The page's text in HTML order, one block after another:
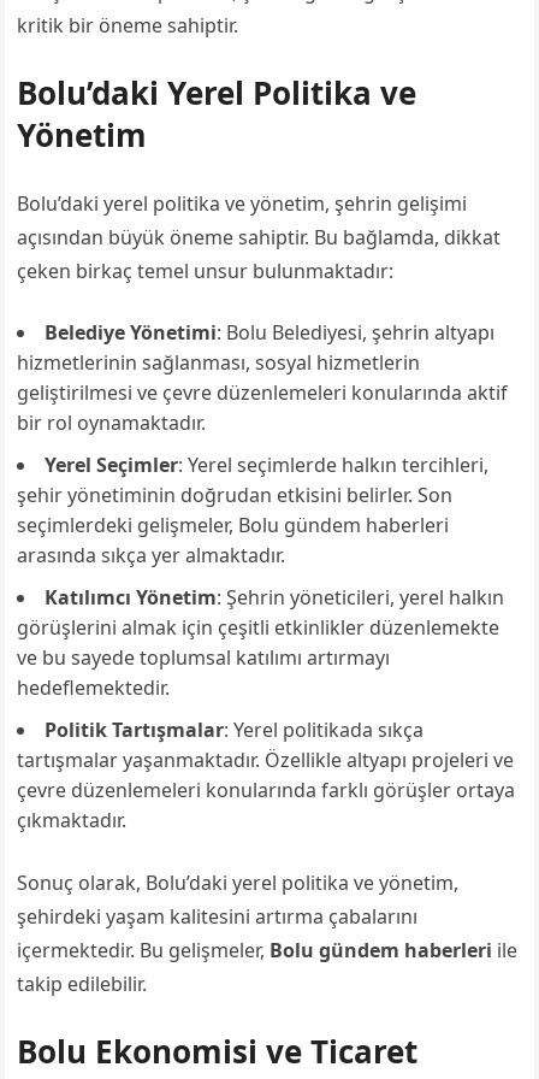
kritik bir öneme sahiptir.
Bolu’daki Yerel Politika ve
Yönetim
Bolu’daki yerel politika ve yönetim, şehrin gelişimi
açısından büyük öneme sahiptir. Bu bağlamda, dikkat
çeken birkaç temel unsur bulunmaktadır:
Belediye Yönetimi: Bolu Belediyesi, şehrin altyapı
hizmetlerinin sağlanması, sosyal hizmetlerin
geliştirilmesi ve çevre düzenlemeleri konularında aktif
bir rol oynamaktadır.
Yerel Seçimler: Yerel seçimlerde halkın tercihleri,
şehir yönetiminin doğrudan etkisini belirler. Son
seçimlerdeki gelişmeler, Bolu gündem haberleri
arasında sıkça yer almaktadır.
Katılımcı Yönetim: Şehrin yöneticileri, yerel halkın
görüşlerini almak için çeşitli etkinlikler düzenlemekte
ve bu sayede toplumsal katılımı artırmayı
hedeflemektedir.
Politik Tartışmalar: Yerel politikada sıkça
tartışmalar yaşanmaktadır. Özellikle altyapı projeleri ve
çevre düzenlemeleri konularında farklı görüşler ortaya
çıkmaktadır.
Sonuç olarak, Bolu’daki yerel politika ve yönetim,
şehirdeki yaşam kalitesini artırma çabalarını
içermektedir. Bu gelişmeler, Bolu gündem haberleri ile
takip edilebilir.
Bolu Ekonomisi ve Ticaret